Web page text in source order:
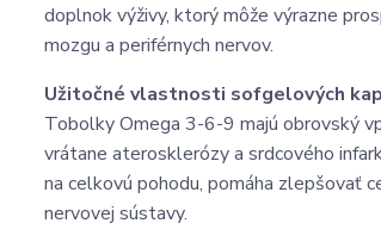
doplnok výživy, ktorý môže výrazne
mozgu a periférnych nervov.
Užitočné vlastnosti sofgelových
Tobolky Omega 3-6-9 majú obrovský
vrátane aterosklerózy a srdcového
na celkovú pohodu, pomáha
nervovej sústavy.